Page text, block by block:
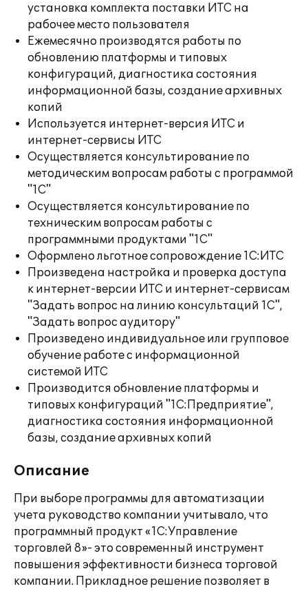
установка комплекта поставки ИТС на
рабочее место пользователя
Ежемесячно производятся работы по
обновлению платформы и типовых
конфигураций, диагностика состояния
информационной базы, создание архивных
копий
Используется интернет-версия ИТС и
интернет-сервисы ИТС
Осуществляется консультирование по
методическим вопросам работы с программой
"1С"
Осуществляется консультирование по
техническим вопросам работы с
программными продуктами "1С"
Оформлено льготное сопровождение 1С:ИТС
Произведена настройка и проверка доступа
к интернет-версии ИТС и интернет-сервисам
"Задать вопрос на линию консультаций 1С",
"Задать вопрос аудитору"
Произведено индивидуальное или групповое
обучение работе с информационной
системой ИТС
Производится обновление платформы и
типовых конфигураций "1С:Предприятие",
диагностика состояния информационной
базы, создание архивных копий
Описание
При выборе программы для автоматизации
учета руководство компании учитывало, что
программный продукт «1С:Управление
торговлей 8»- это современный инструмент
повышения эффективности бизнеса торговой
компании. Прикладное решение позволяет в